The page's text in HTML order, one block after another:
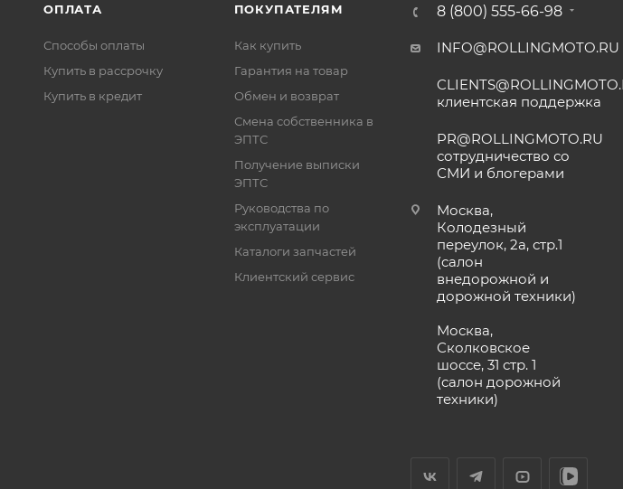
ОПЛАТА
Способы оплаты
Купить в рассрочку
Купить в кредит
ПОКУПАТЕЛЯМ
Как купить
Гарантия на товар
Обмен и возврат
Смена собственника в
ЭПТС
Получение выписки
ЭПТС
Руководства по
эксплуатации
Каталоги запчастей
Клиентский сервис
8 (800) 555-66-98
INFO@ROLLINGMOTO.RU
клиентская поддержка
PR@ROLLINGMOTO.RU
сотрудничество со
СМИ и блогерами
Москва,
Колодезный
переулок, 2а, стр.1
(салон
внедорожной и
дорожной техники)
Москва,
Сколковское
шоссе, 31 стр. 1
(салон дорожной
техники)